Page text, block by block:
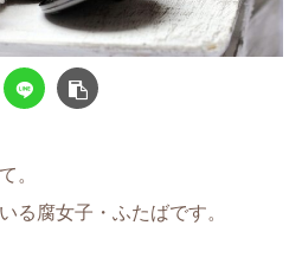
。
る腐女子・ふたばです。